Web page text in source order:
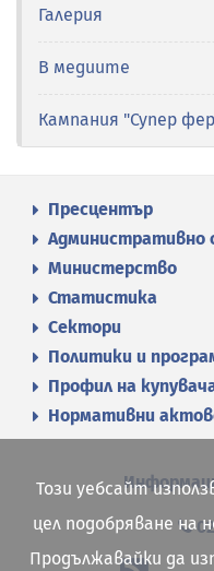
Галерия
В медиите
Кампания "Супер
Пресцентър
Административно
Министерство
Статистика
Сектори
Политики и
Профил на
Нормативни
Този уебсайт
цел подобряване на
Продължавайки да